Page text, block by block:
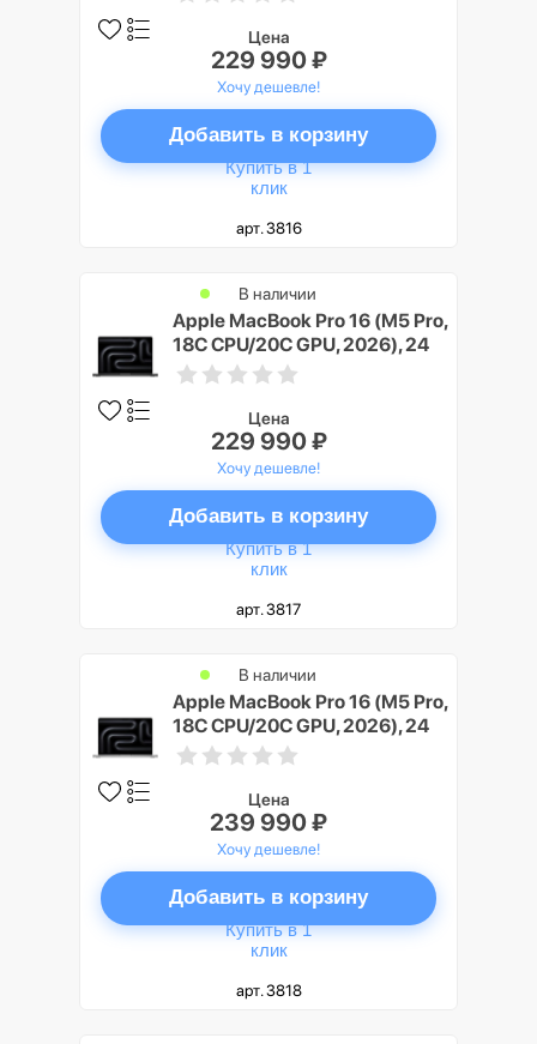
Цена
229 990 ₽
Хочу дешевле!
Добавить в корзину
Купить в 1
клик
арт. 3816
Apple MacBook Pro 16 (M5 Pro,
18C CPU/20C GPU, 2026), 24
ГБ, 2 ТБ SSD, Черный космос
В наличии
Цена
229 990 ₽
Хочу дешевле!
Добавить в корзину
Купить в 1
клик
арт. 3817
Apple MacBook Pro 16 (M5 Pro,
18C CPU/20C GPU, 2026), 24
ГБ, 4 ТБ SSD, Серебристый
В наличии
Цена
239 990 ₽
Хочу дешевле!
Добавить в корзину
Купить в 1
клик
арт. 3818